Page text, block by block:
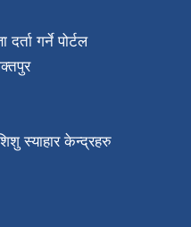
गर्ने पोर्टल
स्याहार केन्द्रहरु